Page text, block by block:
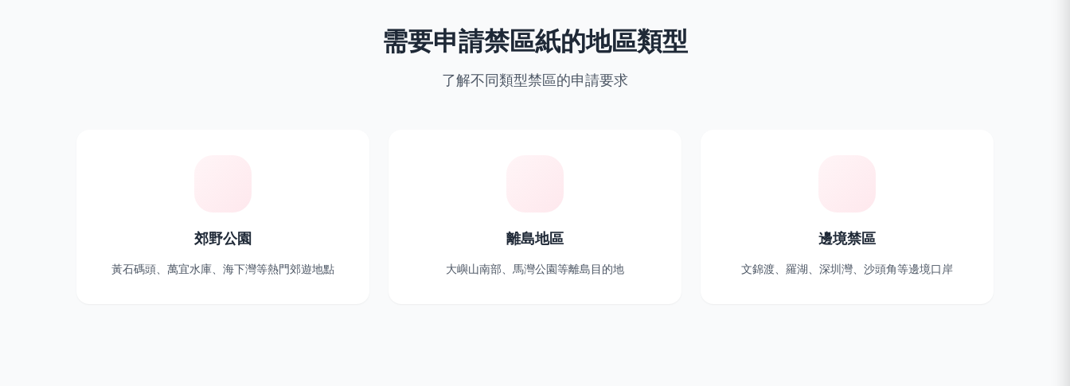
需要申請禁區紙的地區類型
了解不同類型禁區的申請要求
郊野公園
黃石碼頭、萬宜水庫、海下灣等熱門郊遊地點
離島地區
大嶼山南部、馬灣公園等離島目的地
邊境禁區
文錦渡、羅湖、深圳灣、沙頭角等邊境口岸